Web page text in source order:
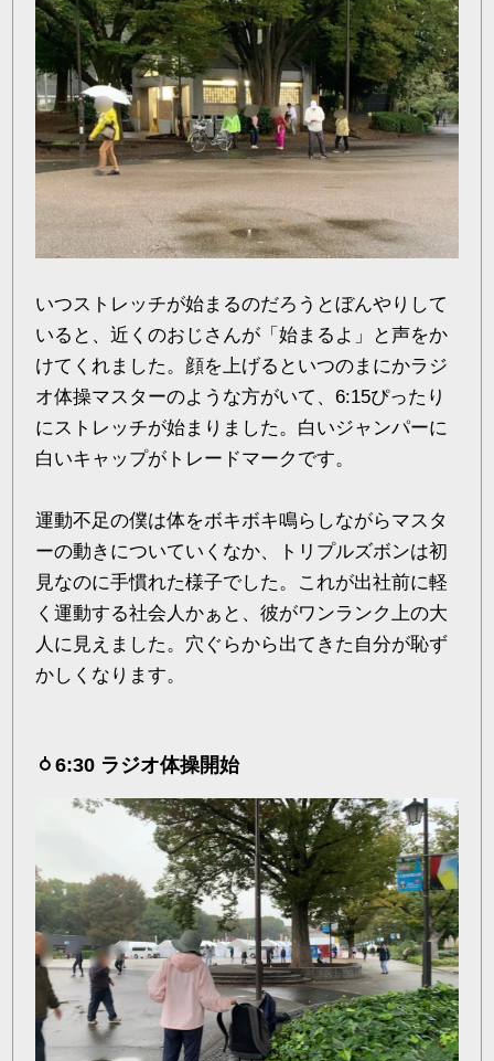
いつストレッチが始まるのだろうとぼんやりして
いると、近くのおじさんが「始まるよ」と声をか
けてくれました。顔を上げるといつのまにかラジ
オ体操マスターのような方がいて、6:15ぴったり
にストレッチが始まりました。白いジャンパーに
白いキャップがトレードマークです。
運動不足の僕は体をボキボキ鳴らしながらマスタ
ーの動きについていくなか、トリプルズボンは初
見なのに手慣れた様子でした。これが出社前に軽
く運動する社会人かぁと、彼がワンランク上の大
人に見えました。穴ぐらから出てきた自分が恥ず
かしくなります。
6:30 ラジオ体操開始